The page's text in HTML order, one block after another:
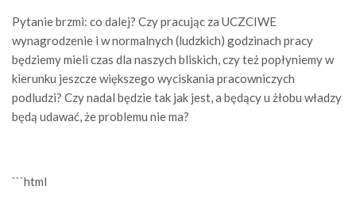
Pytanie brzmi: co dalej? Czy pracując za UCZCIWE
wynagrodzenie i w normalnych (ludzkich) godzinach pracy
będziemy mieli czas dla naszych bliskich, czy też popłyniemy w
kierunku jeszcze większego wyciskania pracowniczych
podludzi? Czy nadal będzie tak jak jest, a będący u żłobu władzy
będą udawać, że problemu nie ma?
```html